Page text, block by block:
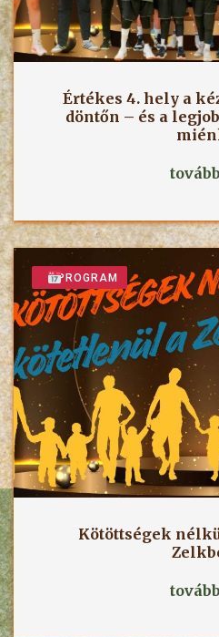
Értékes 4. hely a
döntőn – és a
tovább
PROGRAM
Kötöttségek
tovább